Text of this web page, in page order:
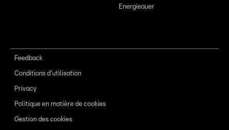
Energieauer
Feedback
Conditions d'utilisation
Privacy
Politique en matière de cookies
Gestion des cookies